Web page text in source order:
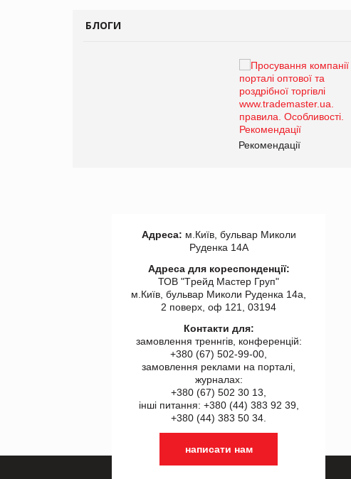
БЛОГИ
Рекомендації
Адреса: м.Київ, бульвар Миколи
Руденка 14А
Адреса для кореспонденції:
ТОВ "Tрейд Мастер Груп"
м.Київ, бульвар Миколи Руденка 14а,
2 поверх, оф 121, 03194
Контакти для:
замовлення треннгів, конференцій:
+380 (67) 502-99-00,
замовлення реклами на порталі,
журналах:
+380 (67) 502 30 13,
інші питання: +380 (44) 383 92 39,
+380 (44) 383 50 34.
написати нам